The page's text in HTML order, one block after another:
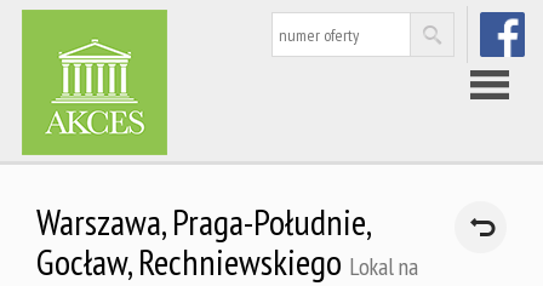
Strona
Warszawa, Praga-Południe,
Gocław, Rechniewskiego Lokal na